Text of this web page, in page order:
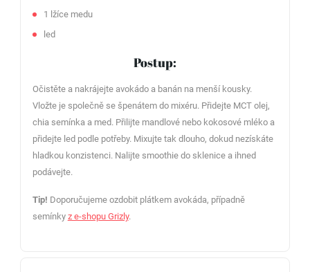
1 lžíce medu
led
Postup:
Očistěte a nakrájejte avokádo a banán na menší kousky.
Vložte je společně se špenátem do mixéru. Přidejte MCT olej,
chia semínka a med. Přilijte mandlové nebo kokosové mléko a
přidejte led podle potřeby. Mixujte tak dlouho, dokud nezískáte
hladkou konzistenci. Nalijte smoothie do sklenice a ihned
podávejte.
Tip! Doporučujeme ozdobit plátkem avokáda, případně
semínky z e-shopu Grizly.